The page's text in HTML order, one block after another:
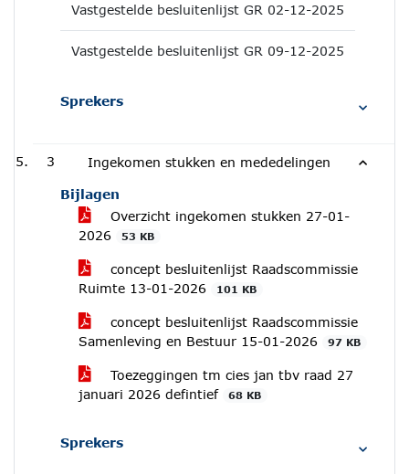
Vastgestelde besluitenlijst GR 02-12-2025
Vastgestelde besluitenlijst GR 09-12-2025
Sprekers
3 Ingekomen stukken en mededelingen
Bijlagen
Overzicht ingekomen stukken 27-01-
2026
53 KB
concept besluitenlijst Raadscommissie
Ruimte 13-01-2026
101 KB
concept besluitenlijst Raadscommissie
Samenleving en Bestuur 15-01-2026
97 KB
Toezeggingen tm cies jan tbv raad 27
januari 2026 defintief
68 KB
Sprekers